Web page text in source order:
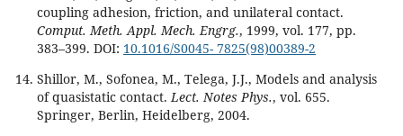
coupling adhesion, friction, and unilateral contact.
Comput. Meth. Appl. Mech. Engrg., 1999, vol. 177, pp.
383–399. DOI: 10.1016/S0045- 7825(98)00389-2
Shillor, M., Sofonea, M., Telega, J.J., Models and analysis
of quasistatic contact.Lect. Notes Phys., vol. 655.
Springer, Berlin, Heidelberg, 2004.